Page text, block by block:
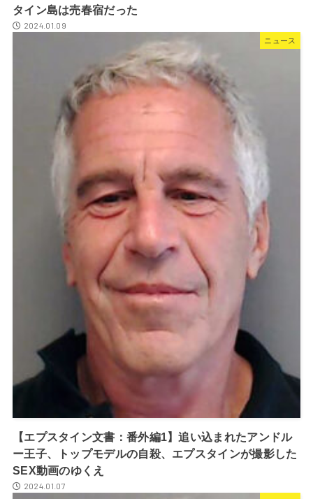
タイン島は売春宿だった
2024.01.09
ニュース
【エプスタイン文書：番外編1】追い込まれたアンドル
ー王子、トップモデルの自殺、エプスタインが撮影した
SEX動画のゆくえ
2024.01.07